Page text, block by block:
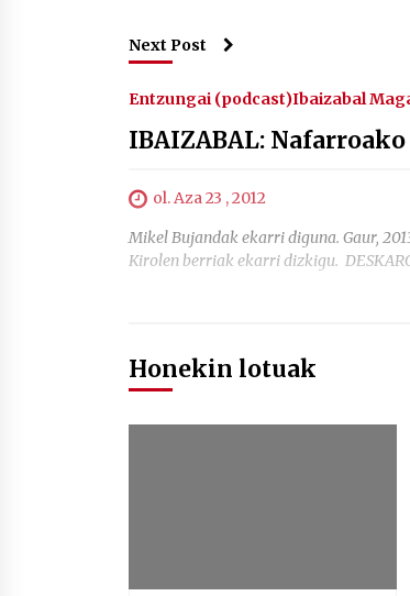
Next Post
Entzungai (podcast)Ibaizabal
IBAIZABAL:
ol. Aza 23 , 2012
Mikel Bujandak ekarri diguna. Gaur,
Kirolen berriak ekarri dizkigu.
Honekin lotuak